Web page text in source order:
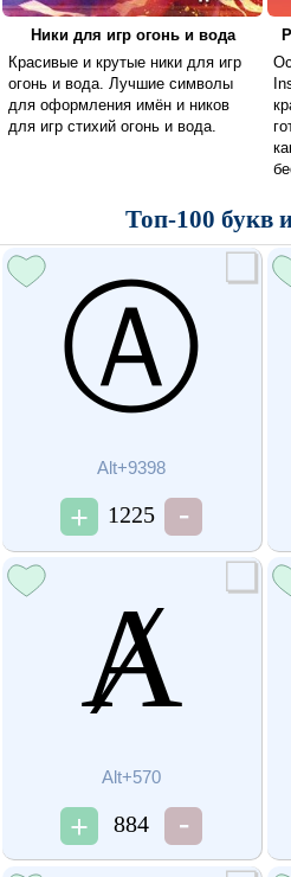
Ники для игр огонь и вода
Красивые и крутые ники для игр
огонь и вода. Лучшие символы
для оформления имён и ников
для игр стихий огонь и вода.
Топ-100 букв
Ⓐ
Alt+9398
1225
Ⱥ
Alt+570
884